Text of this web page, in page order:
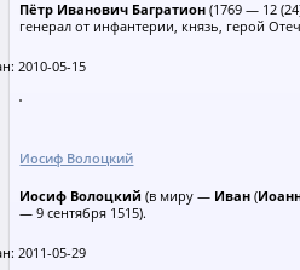
Пётр Иванович Багратион (1769 — 12
генерал от инфантерии, князь, герой
2010-05-15
Иосиф Волоцкий
Иосиф Волоцкий (в миру — Иван (
— 9 сентября 1515).
2011-05-29